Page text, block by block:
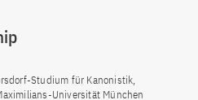
Studium für Kanonistik,
Universität München